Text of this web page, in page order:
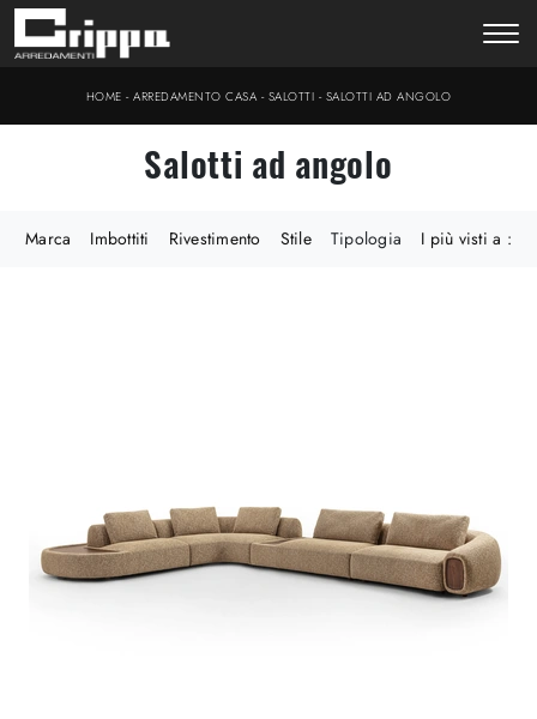
HOME -ARREDAMENTO CASA - SALOTTI - SALOTTI AD ANGOLO
Salotti ad angolo
Marca Imbottiti Rivestimento Stile Tipologia I più visti a :